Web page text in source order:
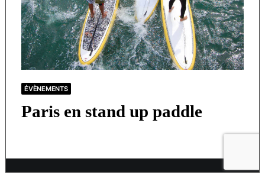
ÉVÈNEMENTS
Paris en stand up paddle